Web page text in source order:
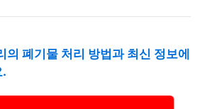
의 폐기물 처리 방법과 최신 정보에
.